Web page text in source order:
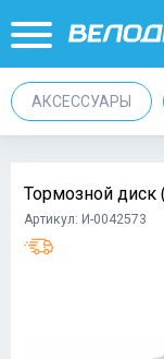
АКСЕССУАРЫ
Тормозной диск
Артикул: И-0042573